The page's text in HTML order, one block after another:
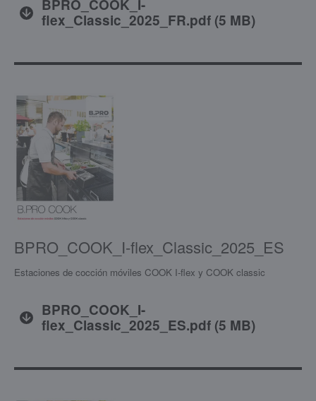
BPRO_COOK_I-
flex_Classic_2025_FR.pdf(5 MB)
BPRO_COOK_I-flex_Classic_2025_ES
Estaciones de cocción móviles COOK I-flex y COOK classic
BPRO_COOK_I-
flex_Classic_2025_ES.pdf(5 MB)